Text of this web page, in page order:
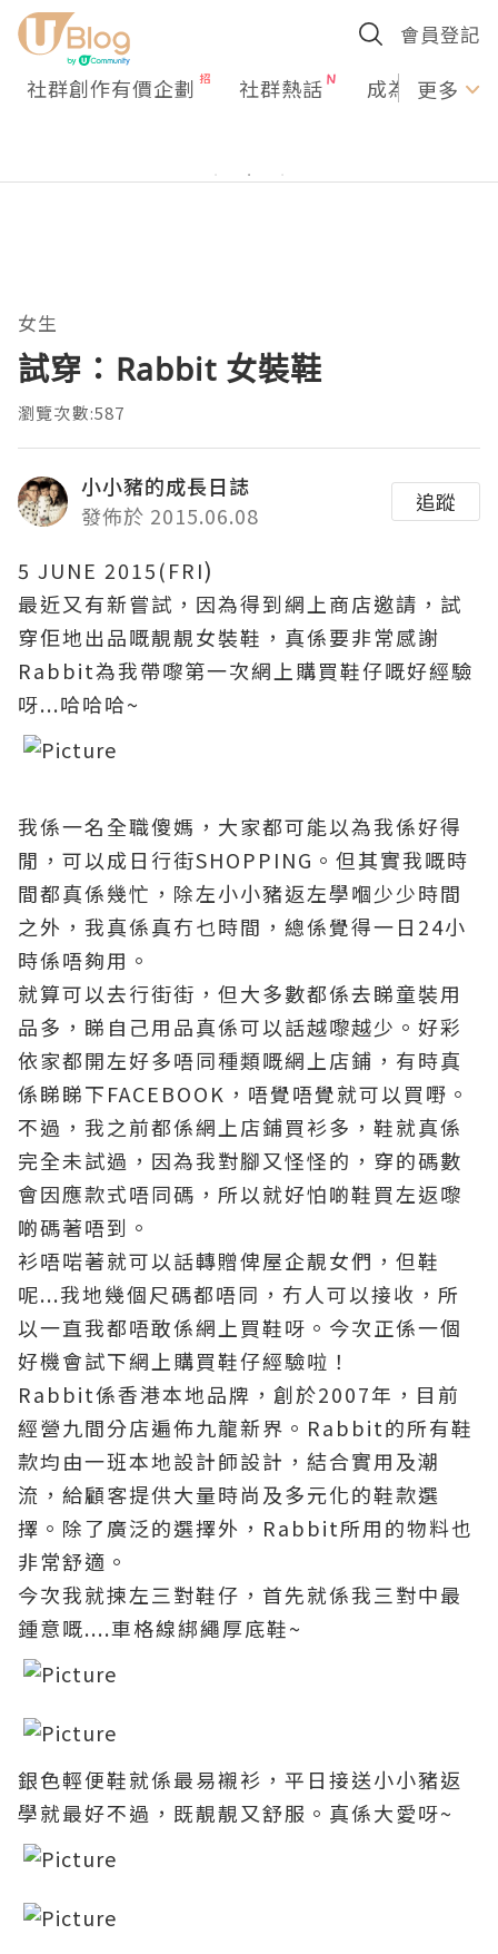
會員登記
社群創作有價企劃 社群熱話 成為U更多
女生
試穿：Rabbit 女裝鞋
瀏覽次數:587
小小豬的成長日誌
發佈於 2015.06.08
追蹤
5 JUNE 2015(FRI)
最近又有新嘗試， 因為得到網上商店邀請 ， 試
穿佢地出品嘅靚靚女裝鞋 ， 真係要非常感謝
Rabbit為我帶嚟第一次網上購買鞋仔嘅好經驗
呀...哈哈哈~
我係一名全職傻媽 ，大家都可能以為我係好得
閒 ，可以成日行街SHOPPING 。但其實我嘅時
間都真係幾忙 ，除左小小豬返左學嗰少少時間
之外 ，我真係真冇乜時間 ，總係覺得一日24小
時係唔夠用 。
就算可以去行街街 ，但大多數都係去睇童裝用
品多 ，睇自己用品真係可以話越嚟越少 。 好彩
依家都開左好多唔同種類嘅網上店鋪 ，有時真
係睇睇下FACEBOOK ，唔覺唔覺就可以 買嘢 。
不過 ，我之前都係網上店鋪買衫多 ， 鞋就真係
完全未試過 ，因為我對腳又怪怪的 ，穿的碼數
會因應款式唔同碼 ，所以就好怕啲鞋買左返嚟
啲碼著唔到 。
衫唔啱著就可以話轉贈俾屋企靚女們 ，但鞋
呢...我地幾個尺碼都唔同 ，冇人可以接收 ， 所
以一直我都唔敢係網上買鞋呀 。 今次正係一個
好機會試下網上購買鞋仔經驗啦 ！
Rabbit係香港本地品牌，創於2007年 ， 目前
經營九間分店遍佈九龍新界。Rabbit的所有鞋
款均由一班本地設計師設計，結合實用及潮
流，給顧客提供大量時尚及多元化的鞋款選
擇。除了廣泛的選擇外 ， Rabbit所用的物料也
非常舒適。
今次我就揀左三對鞋仔，首先就係我三對中最
鍾意嘅....車格線綁繩厚底鞋~
銀色輕便鞋就係最易襯衫 ，平日接送小小豬返
學就最好不過 ，既靚靚又舒服 。真係大愛呀~